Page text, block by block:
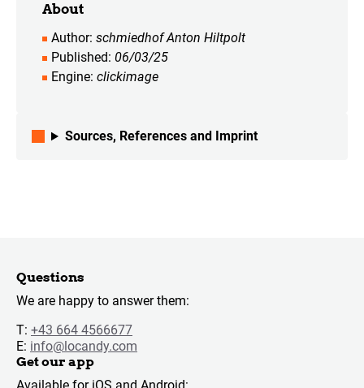
About
Author schmiedhof Anton Hiltpolt
Published 06/03/25
Engine clickimage
Sources, References and Imprint
Questions
We are happy to answer them:
T: +43 664 4566677
E: info@locandy.com
Get our app